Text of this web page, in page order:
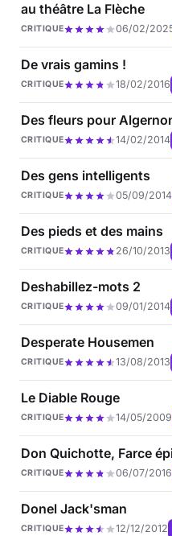
au théâtre La Flèche
CRITIQUE 06/02/
De vrais gamins !
CRITIQUE 18/02/2016
Des fleurs pour
CRITIQUE 14/02/2014
Des gens intelligents
CRITIQUE 05/09/2014
Des pieds et des mains
CRITIQUE 26/10/2013
Deshabillez-mots 2
CRITIQUE 09/01/2014
Desperate Housemen
CRITIQUE 13/08/2013
Le Diable Rouge
CRITIQUE 14/05/2009
Don Quichotte, Farce
CRITIQUE 06/07/2016
Donel Jack'sman
CRITIQUE 12/12/2012